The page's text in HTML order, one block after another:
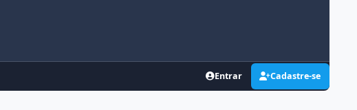
Entrar Cadastre-se